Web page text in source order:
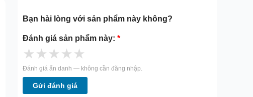
Bạn hài lòng với sản phẩm này không?
Đánh giá sản phẩm này: *
★★★★★
Đánh giá ẩn danh — không cần đăng nhập.
Gửi đánh giá